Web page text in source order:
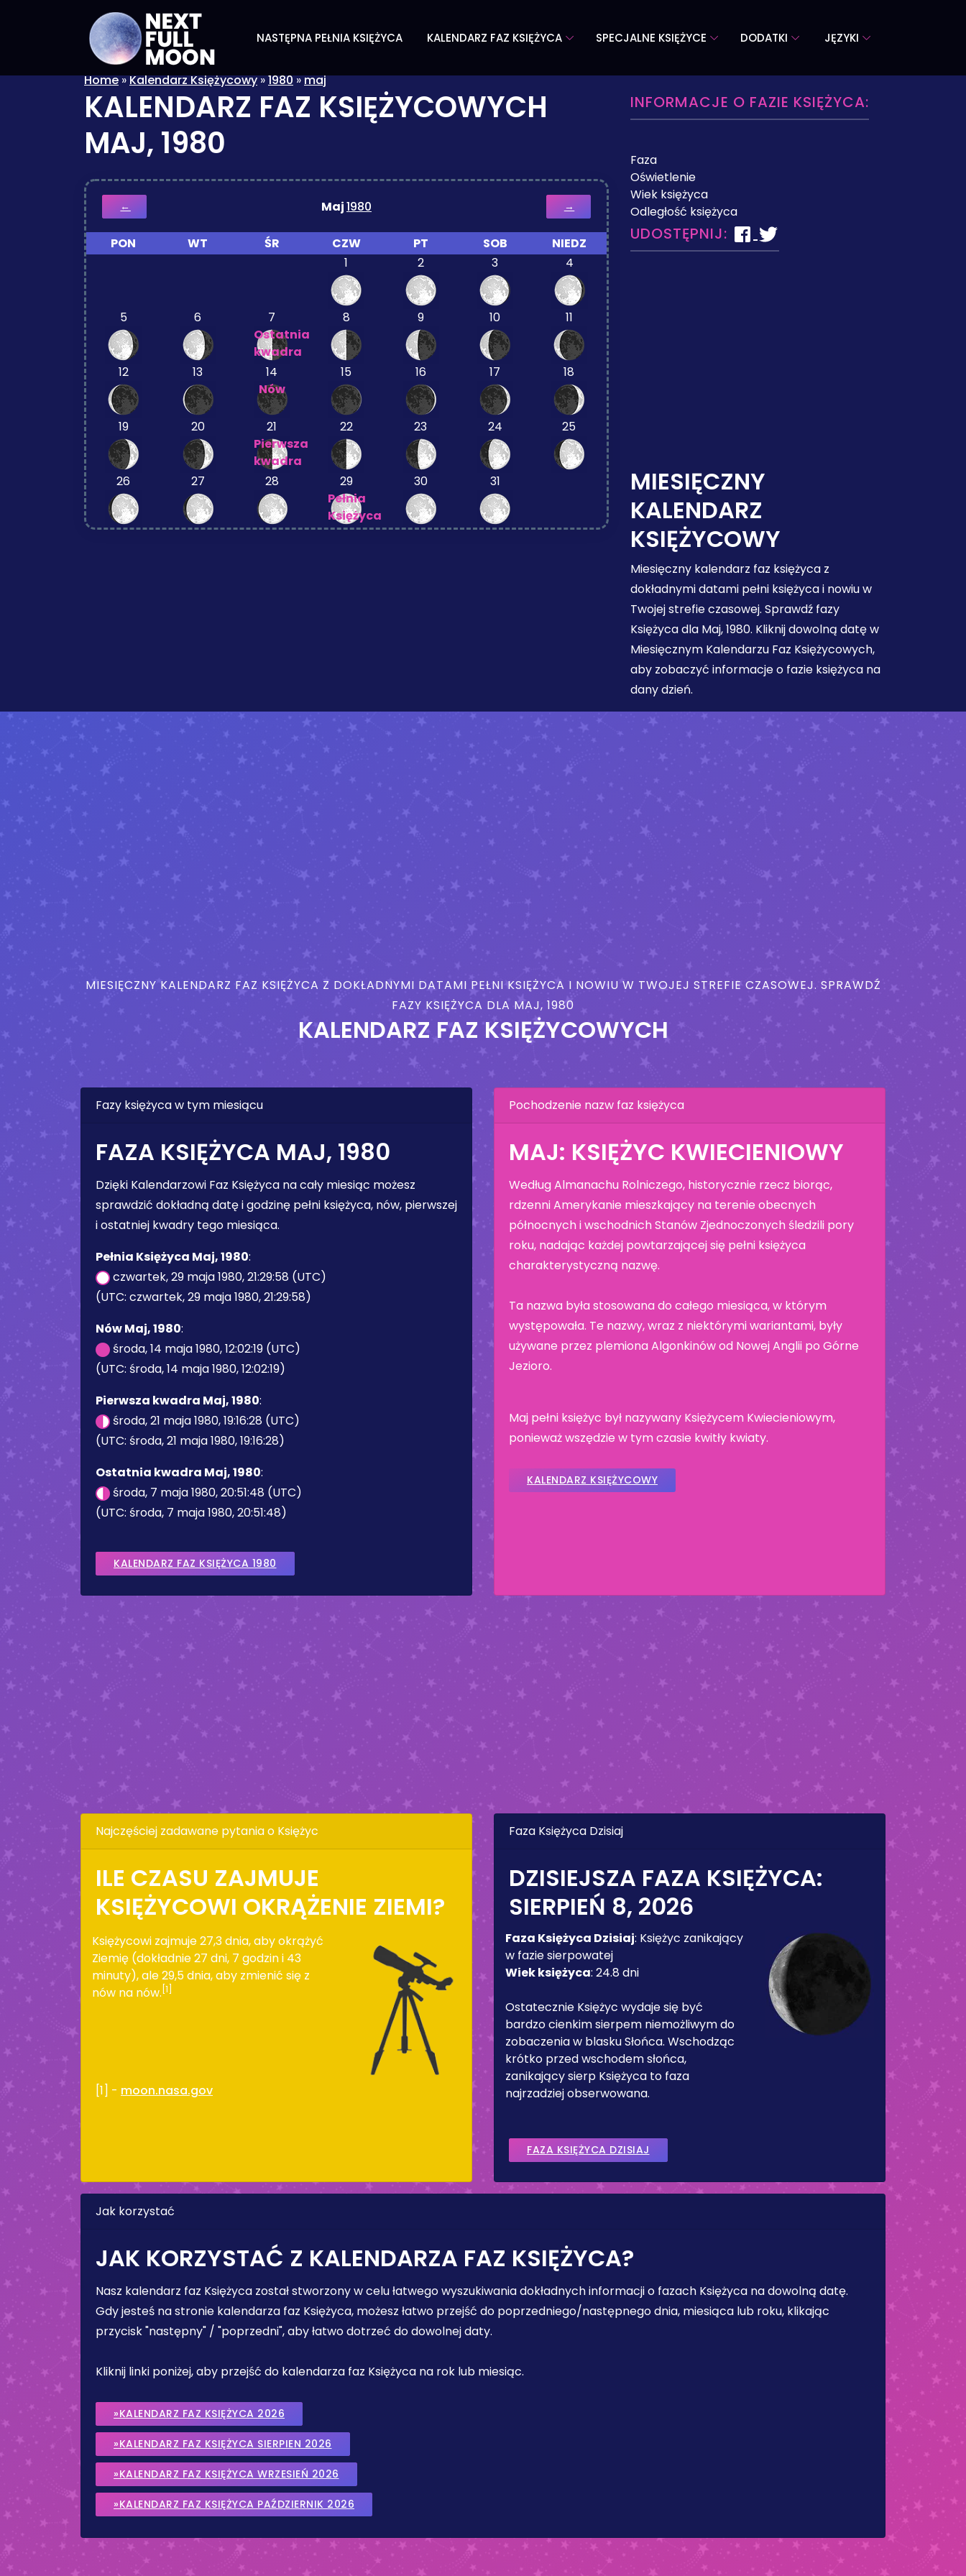
NASTĘPNA PEŁNIA KSIĘŻYCA KALENDARZ FAZ KSIĘŻYCA SPECJALNE KSIĘŻYCE DODATKI JĘZYKI
Home»Kalendarz Księżycowy»1980»maj
KALENDARZ FAZ KSIĘŻYCOWYCH
MAJ, 1980
← Maj1980 →
PON WT ŚR CZW PT SOB
NIEDZ
1
2 3 4
5 6
7
Ostatnia
kwadra
8 9 10 11
12 13
14
Nów
15 16 17 18
19 20
21
Pierwsza
kwadra
22 23 24 25
26 27 28
29
Pełnia
Księżyca
30 31
INFORMACJE O FAZIE KSIĘŻYCA:
Faza
Oświetlenie
Wiek księżyca
Odległość księżyca
UDOSTĘPNIJ:
MIESIĘCZNY
KALENDARZ
KSIĘŻYCOWY
Miesięczny kalendarz faz księżyca z
dokładnymi datami pełni księżyca i nowiu w
Twojej strefie czasowej. Sprawdź fazy
Księżyca dla Maj, 1980. Kliknij dowolną datę w
Miesięcznym Kalendarzu Faz Księżycowych,
aby zobaczyć informacje o fazie księżyca na
dany dzień.
MIESIĘCZNY KALENDARZ FAZ KSIĘŻYCA Z DOKŁADNYMI DATAMI PEŁNI KSIĘŻYCA I NOWIU W TWOJEJ STREFIE CZASOWEJ. SPRAWDŹ
FAZY KSIĘŻYCA DLA MAJ, 1980
KALENDARZ FAZ KSIĘŻYCOWYCH
Fazy księżyca w tym miesiącu
FAZA KSIĘŻYCA MAJ, 1980
Dzięki Kalendarzowi Faz Księżyca na cały miesiąc możesz
sprawdzić dokładną datę i godzinę pełni księżyca, nów, pierwszej
i ostatniej kwadry tego miesiąca.
Pełnia Księżyca Maj, 1980:
czwartek, 29 maja 1980, 21:29:58 (UTC)
(UTC: czwartek, 29 maja 1980, 21:29:58)
Nów Maj, 1980:
środa, 14 maja 1980, 12:02:19 (UTC)
(UTC: środa, 14 maja 1980, 12:02:19)
Pierwsza kwadra Maj, 1980:
środa, 21 maja 1980, 19:16:28 (UTC)
(UTC: środa, 21 maja 1980, 19:16:28)
Ostatnia kwadra Maj, 1980:
środa, 7 maja 1980, 20:51:48 (UTC)
(UTC: środa, 7 maja 1980, 20:51:48)
KALENDARZ FAZ KSIĘŻYCA 1980
Pochodzenie nazw faz księżyca
MAJ: KSIĘŻYC KWIECIENIOWY
Według Almanachu Rolniczego, historycznie rzecz biorąc,
rdzenni Amerykanie mieszkający na terenie obecnych
północnych i wschodnich Stanów Zjednoczonych śledzili pory
roku, nadając każdej powtarzającej się pełni księżyca
charakterystyczną nazwę.
Ta nazwa była stosowana do całego miesiąca, w którym
występowała. Te nazwy, wraz z niektórymi wariantami, były
używane przez plemiona Algonkinów od Nowej Anglii po Górne
Jezioro.
Maj pełni księżyc był nazywany Księżycem Kwiecieniowym,
ponieważ wszędzie w tym czasie kwitły kwiaty.
KALENDARZ KSIĘŻYCOWY
Najczęściej zadawane pytania o Księżyc
ILE CZASU ZAJMUJE
KSIĘŻYCOWI OKRĄŻENIE ZIEMI?
Księżycowi zajmuje 27,3 dnia, aby okrążyć
Ziemię (dokładnie 27 dni, 7 godzin i 43
minuty), ale 29,5 dnia, aby zmienić się z
nów na nów. [1]
[1] - moon.nasa.gov
Faza Księżyca Dzisiaj
DZISIEJSZA FAZA KSIĘŻYCA:
SIERPIEŃ 8, 2026
Faza Księżyca Dzisiaj: Księżyc zanikający
w fazie sierpowatej
Wiek księżyca: 24.8 dni
Ostatecznie Księżyc wydaje się być
bardzo cienkim sierpem niemożliwym do
zobaczenia w blasku Słońca. Wschodząc
krótko przed wschodem słońca,
zanikający sierp Księżyca to faza
najrzadziej obserwowana.
FAZA KSIĘŻYCA DZISIAJ
Jak korzystać
JAK KORZYSTAĆ Z KALENDARZA FAZ KSIĘŻYCA?
Nasz kalendarz faz Księżyca został stworzony w celu łatwego wyszukiwania dokładnych informacji o fazach Księżyca na dowolną datę.
Gdy jesteś na stronie kalendarza faz Księżyca, możesz łatwo przejść do poprzedniego/następnego dnia, miesiąca lub roku, klikając
przycisk "następny" / "poprzedni", aby łatwo dotrzeć do dowolnej daty.
Kliknij linki poniżej, aby przejść do kalendarza faz Księżyca na rok lub miesiąc.
»KALENDARZ FAZ KSIĘŻYCA 2026
»KALENDARZ FAZ KSIĘŻYCA SIERPIEN 2026
»KALENDARZ FAZ KSIĘŻYCA WRZESIEŃ 2026
»KALENDARZ FAZ KSIĘŻYCA PAŹDZIERNIK 2026